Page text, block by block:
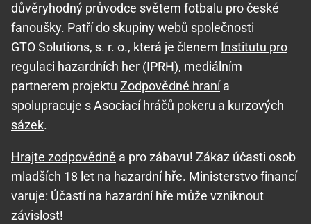
důvěryhodný průvodce světem fotbalu pro české
fanoušky. Patří do skupiny webů společnosti
GTO Solutions, s. r. o., která je členem Institutu pro
regulaci hazardních her (IPRH), mediálním
partnerem projektu Zodpovědné hranía
spolupracuje sAsociací hráčů pokeru a kurzových
sázek.
Hrajte zodpovědně a pro zábavu! Zákaz účasti osob
mladších 18 let na hazardní hře. Ministerstvo financí
varuje: Účastí na hazardní hře může vzniknout
závislost!